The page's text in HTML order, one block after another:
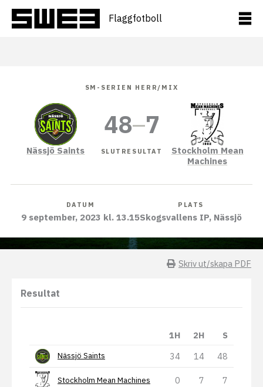
innehåll
Flaggfotboll
SM-SERIEN HERR/MIX
Nässjö Saints
48–7
SLUTRESULTAT
Stockholm Mean
Machines
DATUM
9 september, 2023 kl. 13.15
PLATS
Skogsvallens IP, Nässjö
Skriv ut/skapa PDF
Resultat
1H 2H S
Nässjö Saints 34 14 48
Stockholm Mean Machines 0 7 7